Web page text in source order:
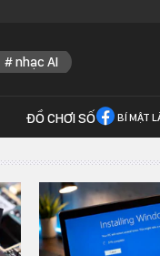
nhạc AI
ĐỒ CHƠI SỐ BÍ MẬT